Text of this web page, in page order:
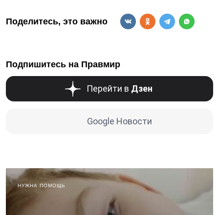
Поделитесь, это важно
Подпишитесь на Правмир
Перейти в Дзен
Google Новости
НУЖНА ПОМОЩЬ